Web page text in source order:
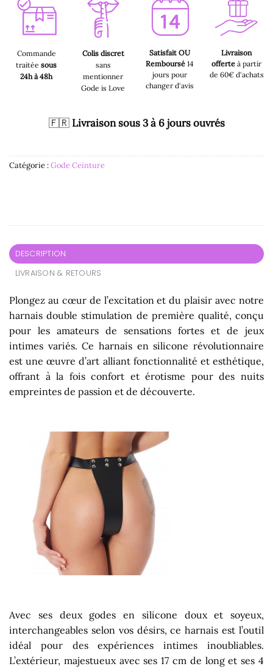
Commande
traitée sous
24h à 48h
Colis discret
sans
mentionner
Gode is Love
Satisfait OU
Remboursé14
jours pour
changer d'avis
Livraison
offerte à partir
de 60€ d'achats
🇫🇷 Livraison sous 3 à 6 jours ouvrés
Catégorie :Gode Ceinture
DESCRIPTION
LIVRAISON & RETOURS
Plongez au cœur de l’excitation et du plaisir avec notre
harnais double stimulation de première qualité, conçu
pour les amateurs de sensations fortes et de jeux
intimes variés. Ce harnais en silicone révolutionnaire
est une œuvre d’art alliant fonctionnalité et esthétique,
offrant à la fois confort et érotisme pour des nuits
empreintes de passion et de découverte.
Avec ses deux godes en silicone doux et soyeux,
interchangeables selon vos désirs, ce harnais est l’outil
idéal pour des expériences intimes inoubliables.
L’extérieur, majestueux avec ses 17 cm de long et ses 4